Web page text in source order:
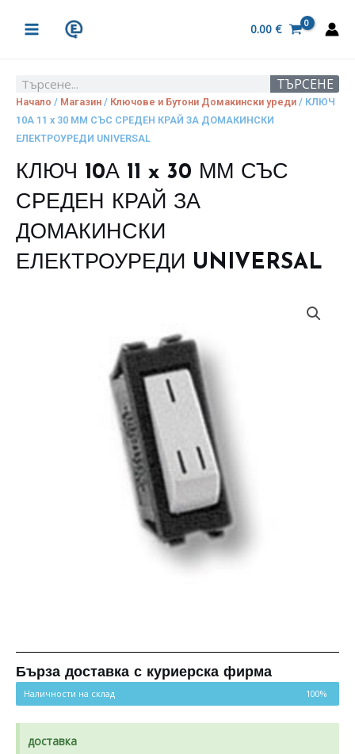
MENU
0.00 €
Search ТЪРСЕНЕ
Начало / Магазин / Ключове и Бутони Домакински уреди / КЛЮЧ
10А 11 x 30 ММ СЪС СРЕДЕН КРАЙ ЗА ДОМАКИНСКИ
ЕЛЕКТРОУРЕДИ UNIVERSAL
КЛЮЧ 10А 11 x 30 ММ СЪС
СРЕДЕН КРАЙ ЗА
ДОМАКИНСКИ
ЕЛЕКТРОУРЕДИ UNIVERSAL
Бърза доставка с куриерска фирма
Наличности на склад 100%
доставка